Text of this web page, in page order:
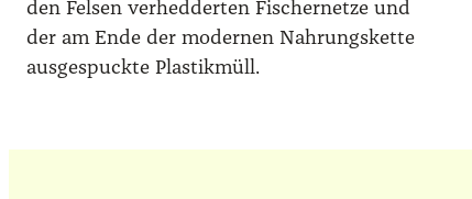
den Felsen verhedderten Fischernetze und
der am Ende der modernen Nahrungskette
ausgespuckte Plastikmüll.